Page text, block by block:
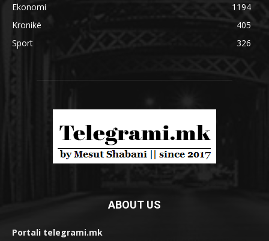
Ekonomi
1194
Kronikë
405
Sport
326
ABOUT US
Portali telegrami.mk